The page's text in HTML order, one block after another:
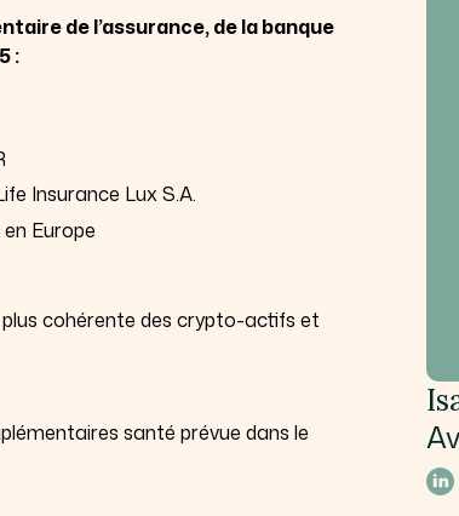
de l’assurance, de la banque
:
Insurance Lux S.A.
Europe
plus cohérente des crypto-actifs et
santé prévue dans le